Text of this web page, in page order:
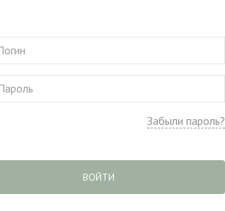
Забыли пароль?
ВОЙТИ